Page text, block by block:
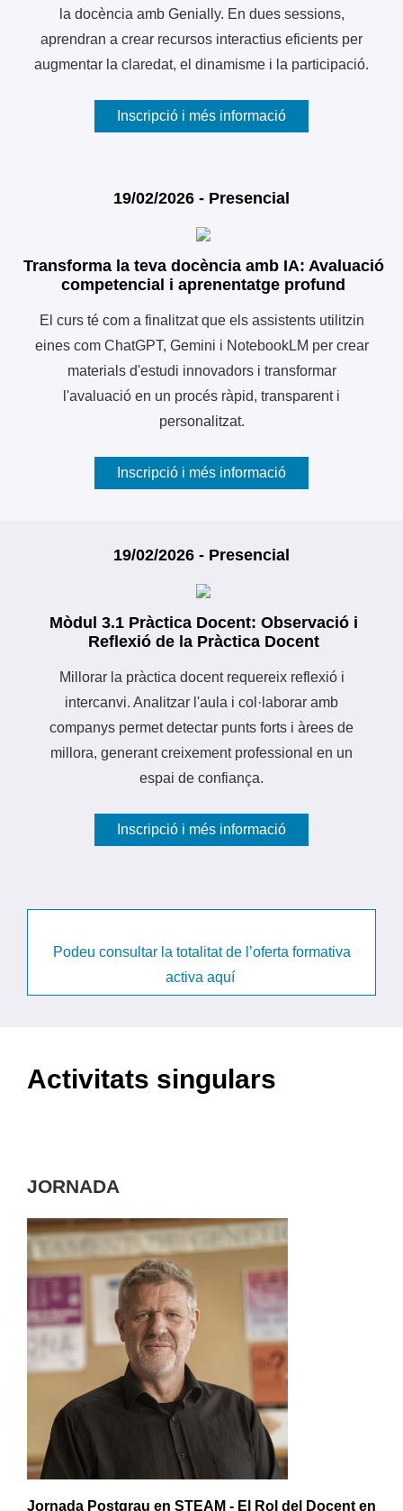
la docència amb Genially. En dues sessions,
aprendran a crear recursos interactius eficients per
augmentar la claredat, el dinamisme i la participació.
Inscripció i més informació
19/02/2026 - Presencial
Transforma la teva docència amb IA: Avaluació
competencial i aprenentatge profund
El curs té com a finalitzat que els assistents utilitzin
eines com ChatGPT, Gemini i NotebookLM per crear
materials d'estudi innovadors i transformar
l'avaluació en un procés ràpid, transparent i
personalitzat.
Inscripció i més informació
19/02/2026 - Presencial
Mòdul 3.1 Pràctica Docent: Observació i
Reflexió de la Pràctica Docent
Millorar la pràctica docent requereix reflexió i
intercanvi. Analitzar l'aula i col·laborar amb
companys permet detectar punts forts i àrees de
millora, generant creixement professional en un
espai de confiança.
Inscripció i més informació
Podeu consultar la totalitat de l’oferta formativa
activa aquí
Activitats singulars
JORNADA
Jornada Postgrau en STEAM - El Rol del Docent en